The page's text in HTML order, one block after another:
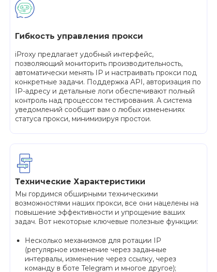
Гибкость управления прокси
iProxy предлагает удобный интерфейс,
позволяющий мониторить производительность,
автоматически менять IP и настраивать прокси под
конкретные задачи. Поддержка API, авторизация по
IP-адресу и детальные логи обеспечивают полный
контроль над процессом тестирования. А система
уведомлений сообщит вам о любых изменениях
статуса прокси, минимизируя простои.
Технические Характеристики
Мы гордимся обширными техническими
возможностями наших прокси, все они нацелены на
повышение эффективности и упрощение ваших
задач. Вот некоторые ключевые полезные функции:
Несколько механизмов для ротации IP
(регулярное изменение через заданные
интервалы, изменение через ссылку, через
команду в боте Telegram и многое другое);